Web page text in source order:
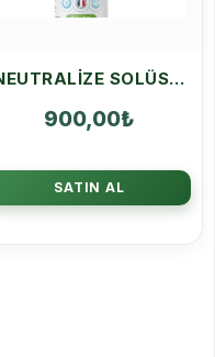
NEUTRALIZE SOLÜSYON
900,00₺
SATIN AL